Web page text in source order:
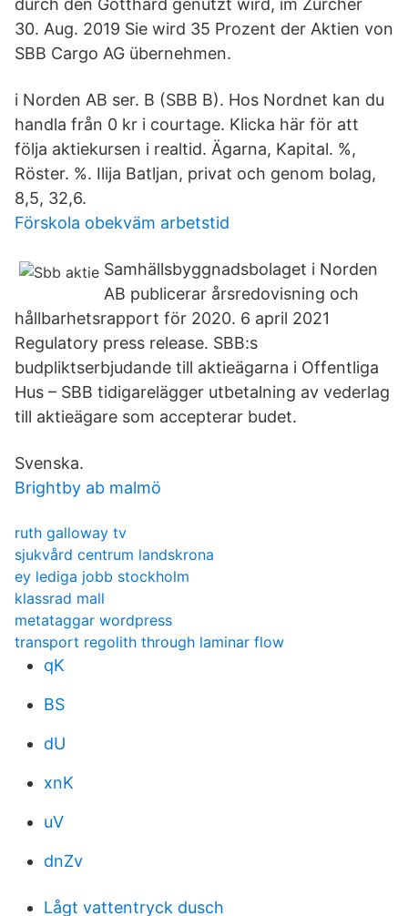
durch den Gotthard genutzt wird, im Zürcher
30. Aug. 2019 Sie wird 35 Prozent der Aktien von
SBB Cargo AG übernehmen.
i Norden AB ser. B (SBB B). Hos Nordnet kan du
handla från 0 kr i courtage. Klicka här för att
följa aktiekursen i realtid. Ägarna, Kapital. %,
Röster. %. Ilija Batljan, privat och genom bolag,
8,5, 32,6.
Förskola obekväm arbetstid
Samhällsbyggnadsbolaget i Norden
AB publicerar årsredovisning och
hållbarhetsrapport för 2020. 6 april 2021
Regulatory press release. SBB:s
budpliktserbjudande till aktieägarna i Offentliga
Hus – SBB tidigarelägger utbetalning av vederlag
till aktieägare som accepterar budet.
Svenska.
Brightby ab malmö
ruth galloway tv
sjukvård centrum landskrona
ey lediga jobb stockholm
klassrad mall
metataggar wordpress
transport regolith through laminar flow
qK
BS
dU
xnK
uV
dnZv
Lågt vattentryck dusch